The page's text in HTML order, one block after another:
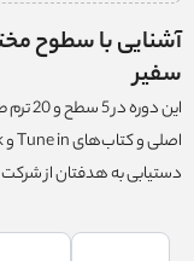
آشنایی با سطوح
سفیر
دستیابی به هدفتان از